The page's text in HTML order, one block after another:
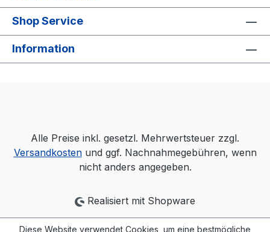
Shop Service
Information
Alle Preise inkl. gesetzl. Mehrwertsteuer zzgl.
Versandkostenund ggf. Nachnahmegebühren, wenn
nicht anders angegeben.
Realisiert mit Shopware
Diese Website verwendet Cookies, um eine bestmögliche